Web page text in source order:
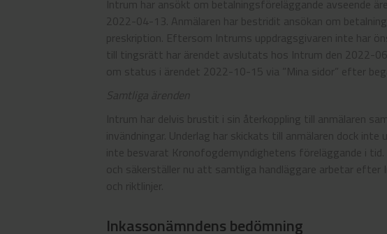
Intrum har ansökt om betalningsföreläggande avseende
2022-04-13. Anmälaren har bestridit ansökan om
preskription. Eftersom Intrums uppdragsgivaren inte har
till tingsrätt har ärendet avslutats hos Intrum den 2022-
om status i ärendet 2022-10-15 via ”Mina sidor” efter
Samtliga ärenden
Intrum har delvis brustit i sin återkoppling till anmälaren
invändningar. Underlag har skickats till anmälaren dock inte
inte besvarat Kronofogdemyndighetens föreläggande i
och säkerställer nu att samtliga handläggare arbetar efter
och riktlinjer.
Inkassonämndens bedömning